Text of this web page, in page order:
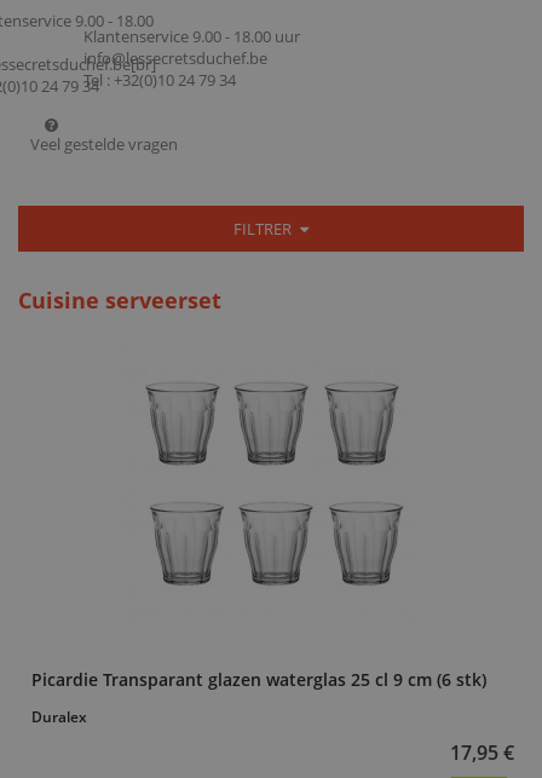
Klantenservice 9.00 - 18.00 uur
info@lessecretsduchef.be
Tel : +32(0)10 24 79 34
Veel gestelde vragen
FILTRER
Cuisine serveerset
Picardie Transparant glazen waterglas 25 cl 9 cm (6 stk)
Duralex
17,95 €